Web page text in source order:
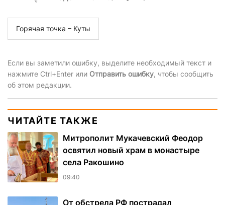
Горячая точка – Куты
Если вы заметили ошибку, выделите необходимый текст и
нажмите Ctrl+Enter или Отправить ошибку, чтобы сообщить
об этом редакции.
ЧИТАЙТЕ ТАКЖЕ
Митрополит Мукачевский Феодор
освятил новый храм в монастыре
села Ракошино
09:40
От обстрела РФ пострадал